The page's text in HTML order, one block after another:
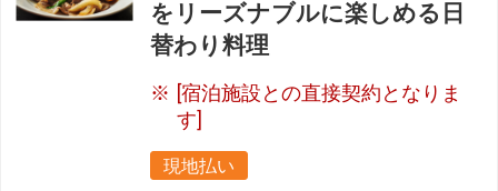
をリーズナブルに楽しめる日
替わり料理
[宿泊施設との直接契約となりま
す]
現地払い